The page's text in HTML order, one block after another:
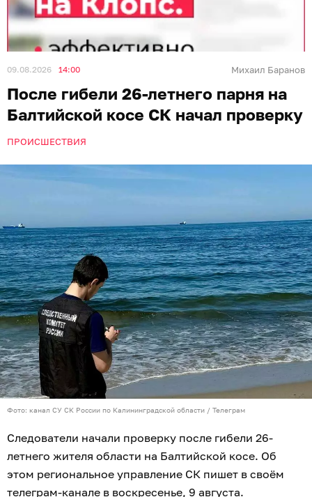
09.08.2026 14:00 Михаил Баранов
После гибели 26-летнего парня на
Балтийской косе СК начал проверку
ПРОИСШЕСТВИЯ
Фото: канал СУ СК России по Калининградской области / Телеграм
Следователи начали проверку после гибели 26-
летнего жителя области на Балтийской косе. Об
этом региональное управление СК пишет в своём
телеграм-канале в воскресенье, 9 августа.